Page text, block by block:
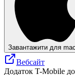
Завантажити для
Вебсайт
Додаток T-Mobile